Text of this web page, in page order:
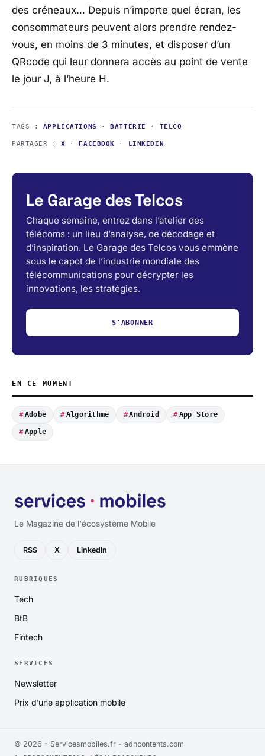
des créneaux… Depuis n’importe quel écran, les
consommateurs peuvent alors prendre rendez-
vous, en moins de 3 minutes, et disposer d’un
QRcode qui leur donnera accès au point de vente
le jour J, à l’heure H.
TAGS : APPLICATIONS · BATTERIE · TELCO
PARTAGER :X · FACEBOOK · LINKEDIN
Le Garage des Telcos
Chaque semaine, entrez dans l’atelier des
télécoms : un lieu d’analyse, de décodage et
d’inspiration. Le Garage des Telcos vous emmène
sous le capot de l’industrie mondiale des
télécommunications pour décrypter les
innovations, les stratégies.
S'ABONNER
EN CE MOMENT
Adobe Algorithme Android App Store
Apple
Le Magazine de l'écosystème Mobile
RSS X LinkedIn
RUBRIQUES
Tech
BtB
Fintech
SERVICES
Newsletter
Prix d’une application mobile
© 2026 - Servicesmobiles.fr - adncontents.com